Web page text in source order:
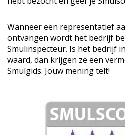
Wanneer een representatief
ontvangen wordt het bedrijf
Smulinspecteur. Is het bedrijf
waard, dan krijgen ze een
Smulgids. Jouw mening telt!